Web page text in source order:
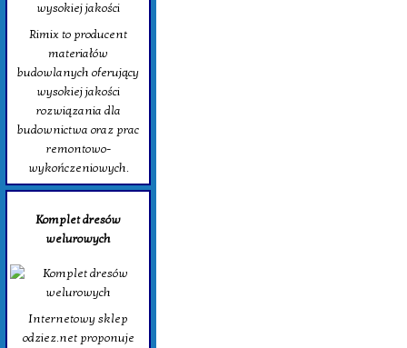
Rimix to producent
materiałów
budowlanych oferujący
wysokiej jakości
rozwiązania dla
budownictwa oraz prac
remontowo-
wykończeniowych.
Komplet dresów
welurowych
Internetowy sklep
odziez.net proponuje